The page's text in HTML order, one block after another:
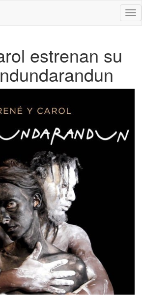
estrenan su